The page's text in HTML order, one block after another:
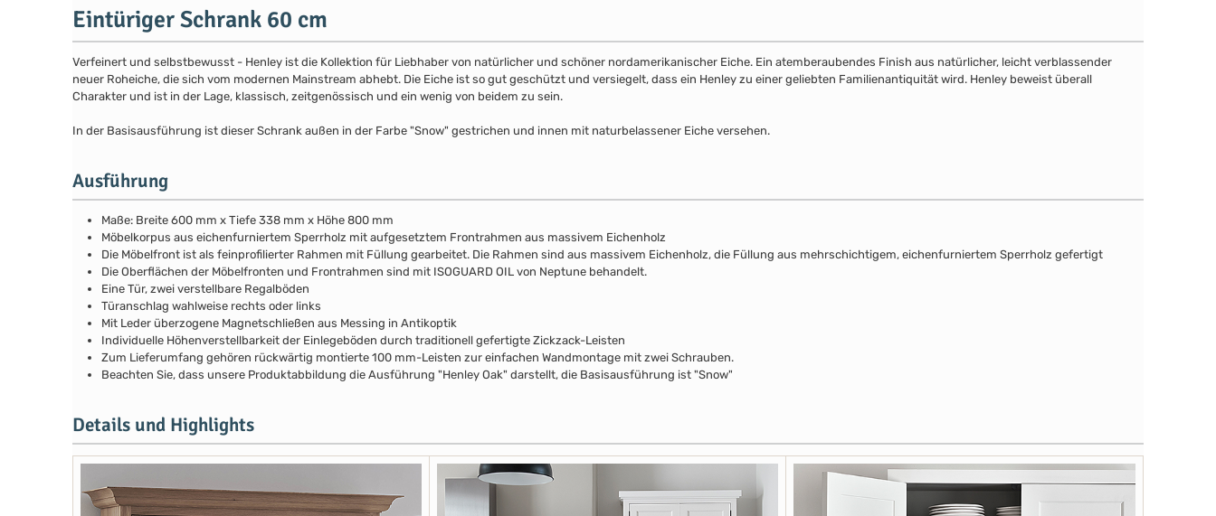
Eintüriger Schrank 60 cm
Verfeinert und selbstbewusst - Henley ist die Kollektion für Liebhaber von natürlicher und schöner nordamerikanischer Eiche. Ein atemberaubendes Finish aus natürlicher, leicht verblassender
neuer Roheiche, die sich vom modernen Mainstream abhebt. Die Eiche ist so gut geschützt und versiegelt, dass ein Henley zu einer geliebten Familienantiquität wird. Henley beweist überall
Charakter und ist in der Lage, klassisch, zeitgenössisch und ein wenig von beidem zu sein.
In der Basisausführung ist dieser Schrank außen in der Farbe "Snow" gestrichen und innen mit naturbelassener Eiche versehen.
Ausführung
Maße: Breite 600 mm x Tiefe 338 mm x Höhe 800 mm
Möbelkorpus aus eichenfurniertem Sperrholz mit aufgesetztem Frontrahmen aus massivem Eichenholz
Die Möbelfront ist als feinprofilierter Rahmen mit Füllung gearbeitet. Die Rahmen sind aus massivem Eichenholz, die Füllung aus mehrschichtigem, eichenfurniertem Sperrholz gefertigt
Die Oberflächen der Möbelfronten und Frontrahmen sind mit ISOGUARD OIL von Neptune behandelt.
Eine Tür, zwei verstellbare Regalböden
Türanschlag wahlweise rechts oder links
Mit Leder überzogene Magnetschließen aus Messing in Antikoptik
Individuelle Höhenverstellbarkeit der Einlegeböden durch traditionell gefertigte Zickzack-Leisten
Zum Lieferumfang gehören rückwärtig montierte 100 mm-Leisten zur einfachen Wandmontage mit zwei Schrauben.
Beachten Sie, dass unsere Produktabbildung die Ausführung "Henley Oak" darstellt, die Basisausführung ist "Snow"
Details und Highlights